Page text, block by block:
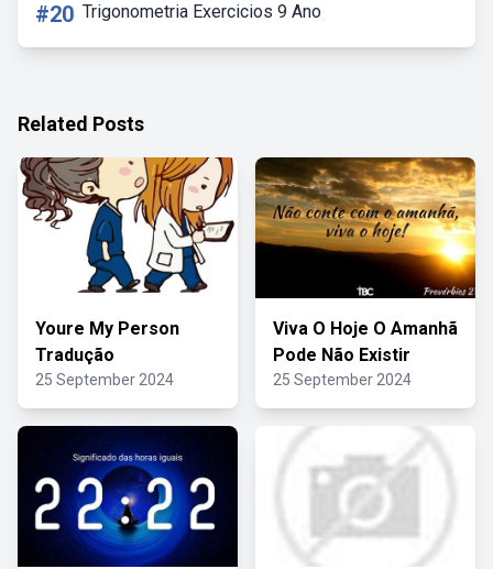
#20 Trigonometria Exercicios 9 Ano
Related Posts
Youre My Person
Tradução
25 September 2024
Viva O Hoje O Amanhã
Pode Não Existir
25 September 2024